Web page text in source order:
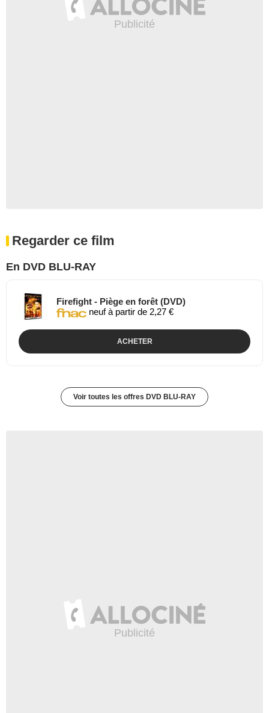
Regarder ce film
En DVD BLU-RAY
Firefight - Piège en forêt (DVD)
neuf à partir de 2,27 €
ACHETER
Voir toutes les offres DVD BLU-RAY